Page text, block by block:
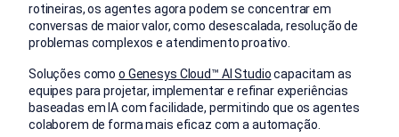
rotineiras, os agentes agora podem se concentrar em
conversas de maior valor, como desescalada, resolução de
problemas complexos e atendimento proativo.
Soluções comoo Genesys Cloud™ AI Studiocapacitam as
equipes para projetar, implementar e refinar experiências
baseadas em IA com facilidade, permitindo que os agentes
colaborem de forma mais eficaz com a automação.